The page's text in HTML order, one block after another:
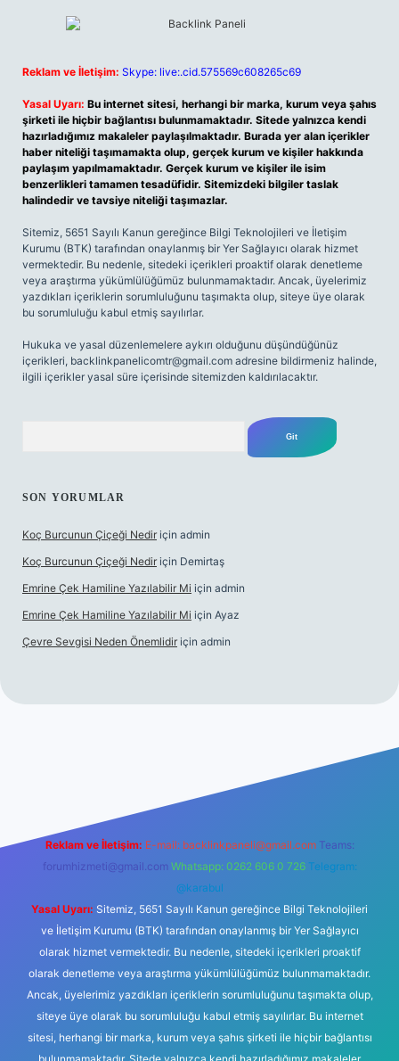
Reklam ve İletişim: Skype: live:.cid.575569c608265c69
Yasal Uyarı: Bu internet sitesi, herhangi bir marka, kurum veya şahıs
şirketi ile hiçbir bağlantısı bulunmamaktadır. Sitede yalnızca kendi
hazırladığımız makaleler paylaşılmaktadır. Burada yer alan içerikler
haber niteliği taşımamakta olup, gerçek kurum ve kişiler hakkında
paylaşım yapılmamaktadır. Gerçek kurum ve kişiler ile isim
benzerlikleri tamamen tesadüfidir. Sitemizdeki bilgiler taslak
halindedir ve tavsiye niteliği taşımazlar.
Sitemiz, 5651 Sayılı Kanun gereğince Bilgi Teknolojileri ve İletişim
Kurumu (BTK) tarafından onaylanmış bir Yer Sağlayıcı olarak hizmet
vermektedir. Bu nedenle, sitedeki içerikleri proaktif olarak denetleme
veya araştırma yükümlülüğümüz bulunmamaktadır. Ancak, üyelerimiz
yazdıkları içeriklerin sorumluluğunu taşımakta olup, siteye üye olarak
bu sorumluluğu kabul etmiş sayılırlar.
Hukuka ve yasal düzenlemelere aykırı olduğunu düşündüğünüz
içerikleri, backlinkpanelicomtr@gmail.com adresine bildirmeniz halinde,
ilgili içerikler yasal süre içerisinde sitemizden kaldırılacaktır.
SON YORUMLAR
Koç Burcunun Çiçeği Nedir için admin
Koç Burcunun Çiçeği Nedir için Demirtaş
Emrine Çek Hamiline Yazılabilir Mi için admin
Emrine Çek Hamiline Yazılabilir Mi için Ayaz
Çevre Sevgisi Neden Önemlidir için admin
Reklam ve İletişim: E-mail: backlinkpaneli@gmail.com Teams:
forumhizmeti@gmail.com Whatsapp: 0262 606 0 726 Telegram:
@karabul
Yasal Uyarı: Sitemiz, 5651 Sayılı Kanun gereğince Bilgi Teknolojileri
ve İletişim Kurumu (BTK) tarafından onaylanmış bir Yer Sağlayıcı
olarak hizmet vermektedir. Bu nedenle, sitedeki içerikleri proaktif
olarak denetleme veya araştırma yükümlülüğümüz bulunmamaktadır.
Ancak, üyelerimiz yazdıkları içeriklerin sorumluluğunu taşımakta olup,
siteye üye olarak bu sorumluluğu kabul etmiş sayılırlar. Bu internet
sitesi, herhangi bir marka, kurum veya şahıs şirketi ile hiçbir bağlantısı